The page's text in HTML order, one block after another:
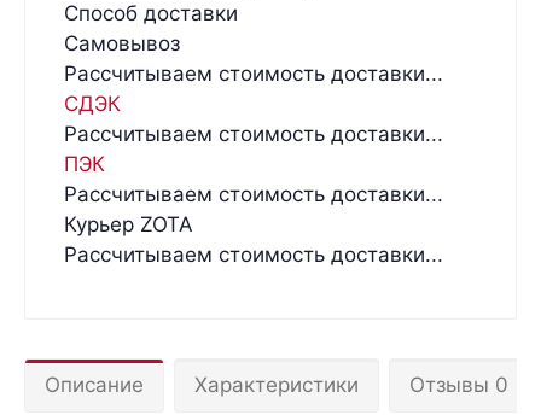
Способ доставки
Самовывоз
Рассчитываем стоимость доставки...
СДЭК
Рассчитываем стоимость доставки...
ПЭК
Рассчитываем стоимость доставки...
Курьер ZOTA
Рассчитываем стоимость доставки...
Описание Характеристики Отзывы 0